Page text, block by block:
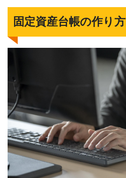
固定資産台帳の作り方